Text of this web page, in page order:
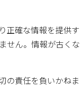
正確な情報を提供
せん。情報が古く
の責任を負いかね